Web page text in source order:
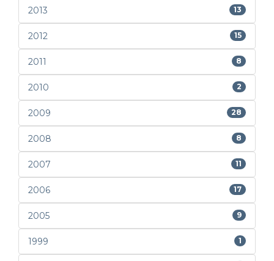
2013 13
2012 15
2011 8
2010 2
2009 28
2008 8
2007 11
2006 17
2005 9
1999 1